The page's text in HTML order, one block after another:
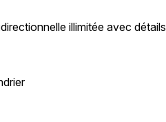
illimitée avec détails